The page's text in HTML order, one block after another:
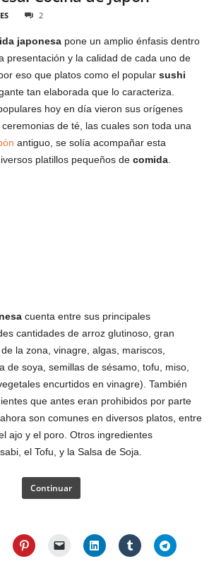
2
japonesa pone un amplio énfasis dentro
presentación y la calidad de cada uno de
por eso que platos como el popular sushi
tan elaborada que lo caracteriza.
hoy en día vieron sus orígenes
de té, las cuales son toda una
antiguo, se solía acompañar esta
platillos pequeños de comida
cuenta entre sus principales
cantidades de arroz glutinoso, gran
la zona, vinagre, algas, mariscos,
de soya, semillas de sésamo, tofu, miso,
encurtidos en vinagre). También
que antes eran prohibidos por parte
son comunes en diversos platos, entre
ajo y el poro. Otros ingredientes
el Tofu, y la Salsa de Soja.
Continuar